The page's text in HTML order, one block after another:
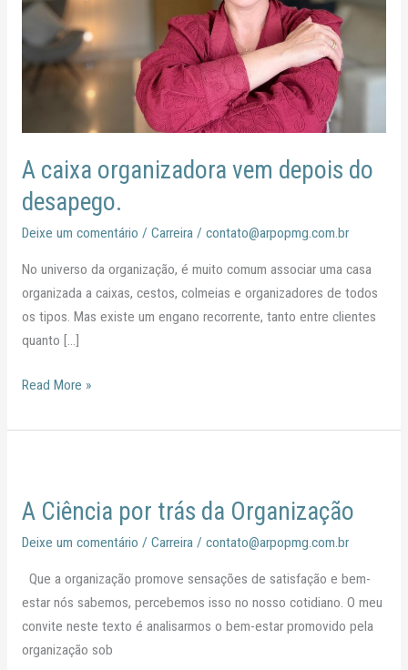
A caixa organizadora vem depois do
desapego.
Deixe um comentário / Carreira/ contato@arpopmg.com.br
No universo da organização, é muito comum associar uma casa
organizada a caixas, cestos, colmeias e organizadores de todos
os tipos. Mas existe um engano recorrente, tanto entre clientes
quanto […]
desapego.
Read More »
A Ciência por trás da Organização
Deixe um comentário / Carreira/ contato@arpopmg.com.br
Que a organização promove sensações de satisfação e bem-
estar nós sabemos, percebemos isso no nosso cotidiano. O meu
convite neste texto é analisarmos o bem-estar promovido pela
organização sob
por
trás
Organização